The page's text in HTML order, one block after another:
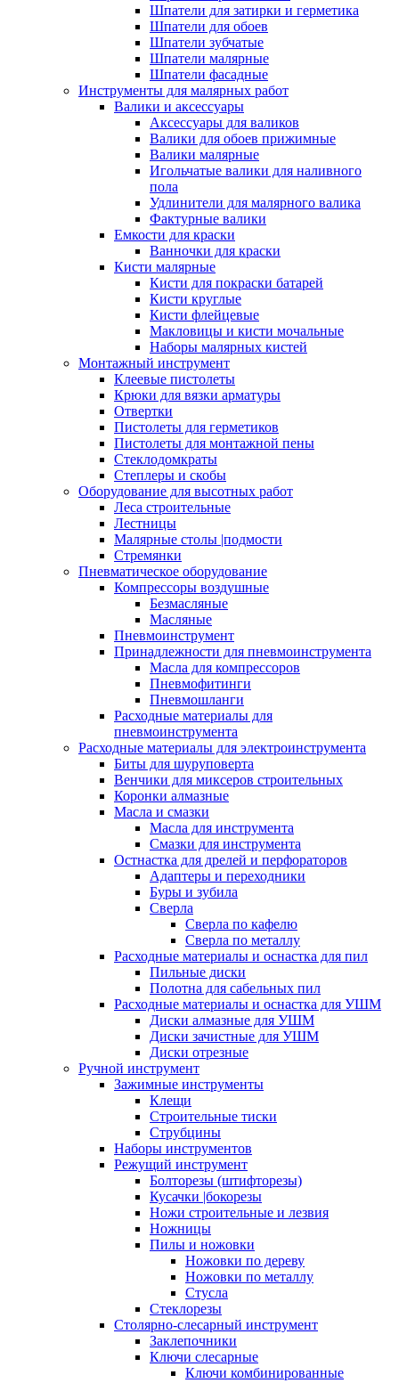
Шпатели для затирки и герметика
Шпатели для обоев
Шпатели зубчатые
Шпатели малярные
Шпатели фасадные
Инструменты для малярных работ
Валики и аксессуары
Аксессуары для валиков
Валики для обоев прижимные
Валики малярные
Игольчатые валики для наливного
пола
Удлинители для малярного валика
Фактурные валики
Емкости для краски
Ванночки для краски
Кисти малярные
Кисти для покраски батарей
Кисти круглые
Кисти флейцевые
Макловицы и кисти мочальные
Наборы малярных кистей
Монтажный инструмент
Клеевые пистолеты
Крюки для вязки арматуры
Отвертки
Пистолеты для герметиков
Пистолеты для монтажной пены
Стеклодомкраты
Степлеры и скобы
Оборудование для высотных работ
Леса строительные
Лестницы
Малярные столы |подмости
Стремянки
Пневматическое оборудование
Компрессоры воздушные
Безмасляные
Масляные
Пневмоинструмент
Принадлежности для пневмоинструмента
Масла для компрессоров
Пневмофитинги
Пневмошланги
Расходные материалы для
пневмоинструмента
Расходные материалы для электроинструмента
Биты для шуруповерта
Венчики для миксеров строительных
Коронки алмазные
Масла и смазки
Масла для инструмента
Смазки для инструмента
Остнастка для дрелей и перфораторов
Адаптеры и переходники
Буры и зубила
Сверла
Сверла по кафелю
Сверла по металлу
Расходные материалы и оснастка для пил
Пильные диски
Полотна для сабельных пил
Расходные материалы и оснастка для УШМ
Диски алмазные для УШМ
Диски зачистные для УШМ
Диски отрезные
Ручной инструмент
Зажимные инструменты
Клещи
Строительные тиски
Струбцины
Наборы инструментов
Режущий инструмент
Болторезы (штифторезы)
Кусачки |бокорезы
Ножи строительные и лезвия
Ножницы
Пилы и ножовки
Ножовки по дереву
Ножовки по металлу
Стусла
Стеклорезы
Столярно-слесарный инструмент
Заклепочники
Ключи слесарные
Ключи комбинированные